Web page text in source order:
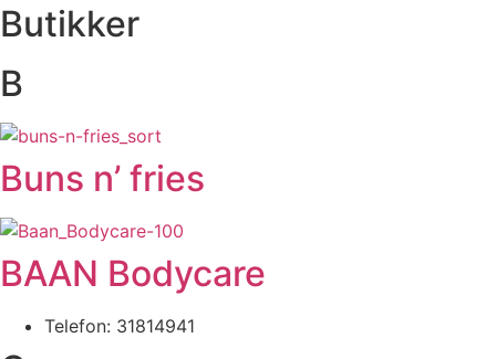
Butikker
B
Buns n’ fries
BAAN Bodycare
Telefon: 31814941